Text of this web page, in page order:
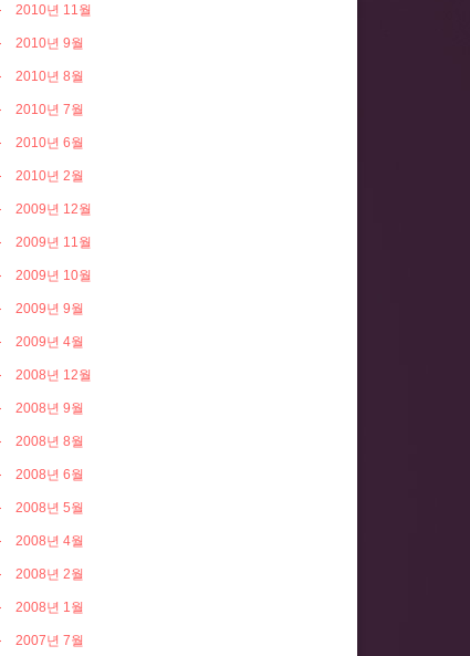
2010년 11월
2010년 9월
2010년 8월
2010년 7월
2010년 6월
2010년 2월
2009년 12월
2009년 11월
2009년 10월
2009년 9월
2009년 4월
2008년 12월
2008년 9월
2008년 8월
2008년 6월
2008년 5월
2008년 4월
2008년 2월
2008년 1월
2007년 7월